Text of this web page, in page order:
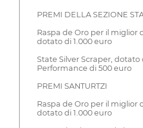
PREMI DELLA SEZIONE
Raspa de Oro per il miglior
dotato di 1.000 euro
State Silver Scraper,
Performance di 500 euro
PREMI SANTURTZI
Raspa de Oro per il miglior
dotato di 1.000 euro